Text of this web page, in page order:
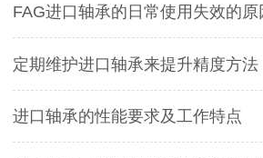
定期维护进口轴承来提升精度方法
进口轴承的性能要求及工作特点